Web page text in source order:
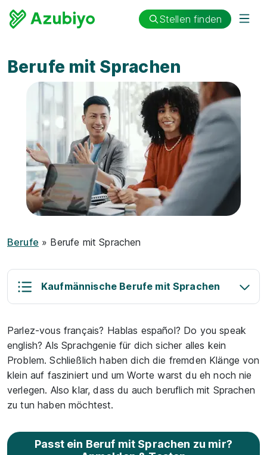
Stellen finden
Berufe mit Sprachen
Berufe » Berufe mit Sprachen
Kaufmännische Berufe mit Sprachen
Parlez-vous français? Hablas español? Do you speak
english? Als Sprachgenie für dich sicher alles kein
Problem. Schließlich haben dich die fremden Klänge von
klein auf fasziniert und um Worte warst du eh noch nie
verlegen. Also klar, dass du auch beruflich mit Sprachen
zu tun haben möchtest.
Passt ein Beruf mit Sprachen zu mir?